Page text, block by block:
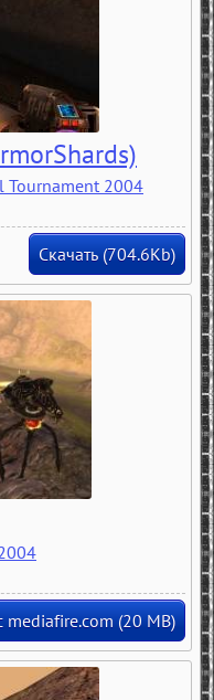
Tournament 2004
Скачать (704.6Kb)
mediafire.com (20 MB)